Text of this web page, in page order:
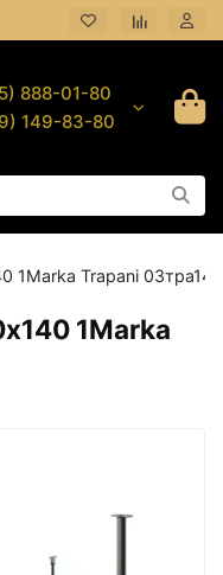
888-01-80
149-83-80
1Marka Trapani
1Marka